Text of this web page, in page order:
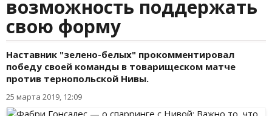
возможность поддержать
свою форму
Наставник "зелено-белых" прокомментировал
победу своей команды в товарищеском матче
против тернопольской Нивы.
25 марта 2019, 12:09